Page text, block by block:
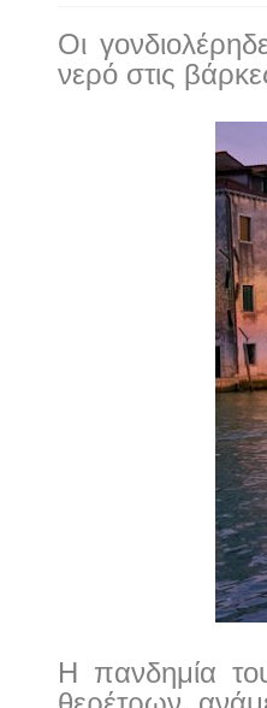
Οι
νερό στις
Η πανδημία